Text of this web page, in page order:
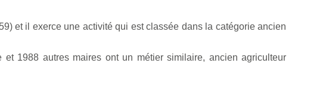
et il exerce une activité qui est classée dans la catégorie ancien
1988 autres maires ont un métier similaire, ancien agriculteur